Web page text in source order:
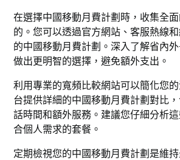
在選擇中國移動月費計劃時，收集全
的。您可以透過官方網站、客服熱線
的中國移動月費計劃。深入了解省內
做出更明智的選擇，避免額外支出。
利用專業的寬頻比較網站可以簡化您
台提供詳細的中國移動月費計劃對比
話時間和額外服務。建議您仔細分析
合個人需求的套餐。
定期檢視您的中國移動月費計劃是維